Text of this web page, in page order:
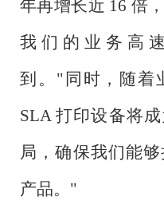
年再增长近 16 倍
我们的业务高
到。"同时，随着
SLA 打印设备将
局，确保我们能
产品。"